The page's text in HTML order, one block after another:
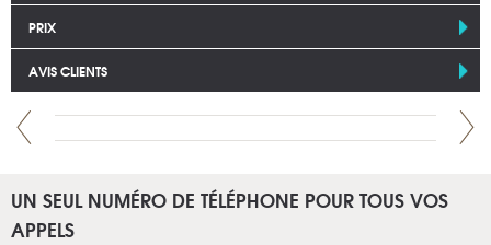
PRIX
AVIS CLIENTS
UN SEUL NUMÉRO DE TÉLÉPHONE POUR TOUS VOS
APPELS